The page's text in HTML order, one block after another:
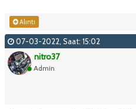
Alıntı
07-03-2022, Saat: 15:02
nitro37
Admin